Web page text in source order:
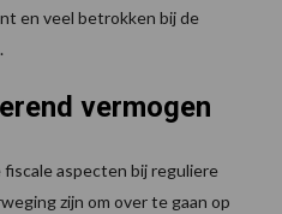
en veel betrokken bij de
vermogen
fiscale aspecten bij reguliere
zijn om over te gaan op